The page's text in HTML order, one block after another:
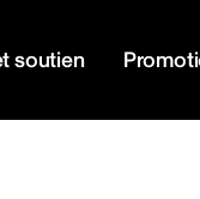
soutien